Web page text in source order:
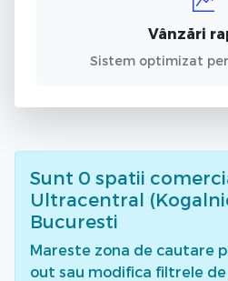
Vânzări
Sistem optimizat
Sunt 0 spatii
Ultracentral
Bucuresti
Mareste zona de cautare
out sau modifica filtrele